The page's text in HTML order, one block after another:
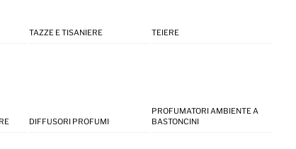
TAZZE E TISANIERE TEIERE
DIFFUSORI PROFUMI
PROFUMATORI AMBIENTE A
BASTONCINI